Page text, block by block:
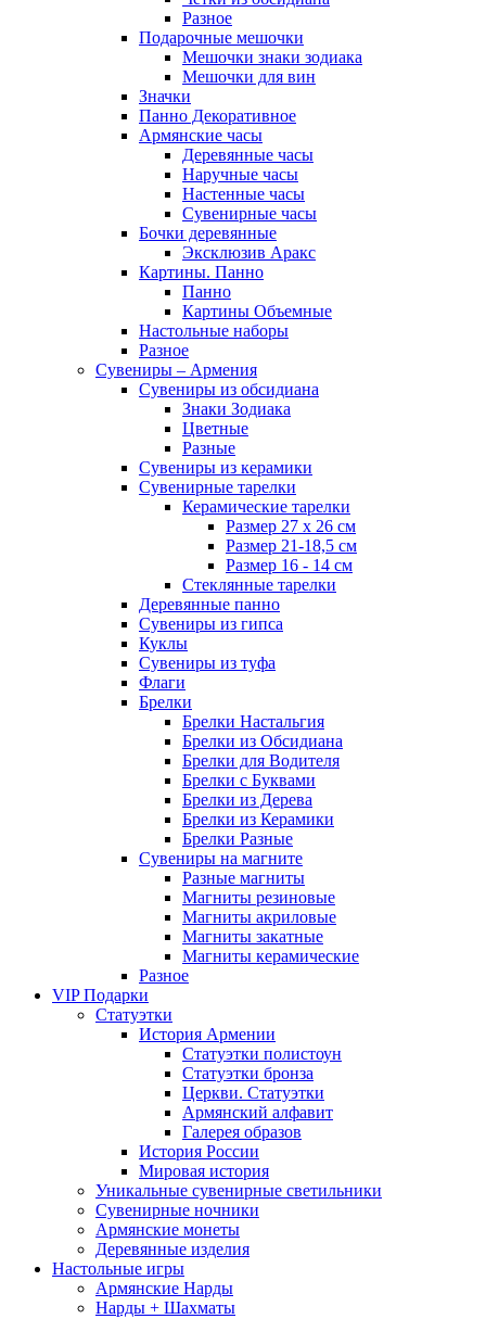
Разное
Подарочные мешочки
Мешочки знаки зодиака
Мешочки для вин
Значки
Панно Декоративное
Армянские часы
Деревянные часы
Наручные часы
Настенные часы
Сувенирные часы
Бочки деревянные
Эксклюзив Аракс
Картины. Панно
Панно
Картины Объемные
Настольные наборы
Разное
Сувениры – Армения
Сувениры из обсидиана
Знаки Зодиака
Цветные
Разные
Сувениры из керамики
Сувенирные тарелки
Керамические тарелки
Размер 27 х 26 см
Размер 21-18,5 см
Размер 16 - 14 см
Стеклянные тарелки
Деревянные панно
Сувениры из гипса
Куклы
Сувениры из туфа
Флаги
Брелки
Брелки Настальгия
Брелки из Обсидиана
Брелки для Водителя
Брелки с Буквами
Брелки из Дерева
Брелки из Керамики
Брелки Разные
Сувениры на магните
Разные магниты
Магниты резиновые
Магниты акриловые
Магниты закатные
Магниты керамические
Разное
VIP Подарки
Статуэтки
История Армении
Статуэтки полистоун
Статуэтки бронза
Церкви. Статуэтки
Армянский алфавит
Галерея образов
История России
Мировая история
Уникальные сувенирные светильники
Сувенирные ночники
Армянские монеты
Деревянные изделия
Настольные игры
Армянские Нарды
Нарды + Шахматы